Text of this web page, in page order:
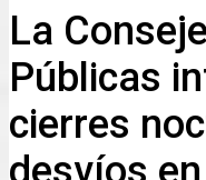
La
Públicas
cierres